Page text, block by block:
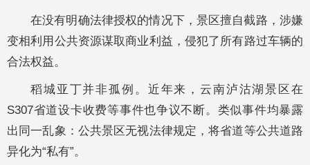
在没有明确法律授权的情况下，景区擅自截路，涉嫌
变相利用公共资源谋取商业利益，侵犯了所有路过车辆的
合法权益。
稻城亚丁并非孤例。近年来，云南泸沽湖景区在
S307省道设卡收费等事件也争议不断。类似事件均暴露
出同一乱象：公共景区无视法律规定，将省道等公共道路
异化为“私有”。